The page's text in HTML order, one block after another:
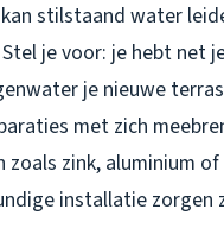
stilstaand water
je voor: je hebt net
je nieuwe
met zich
zink, aluminium
installatie zorgen